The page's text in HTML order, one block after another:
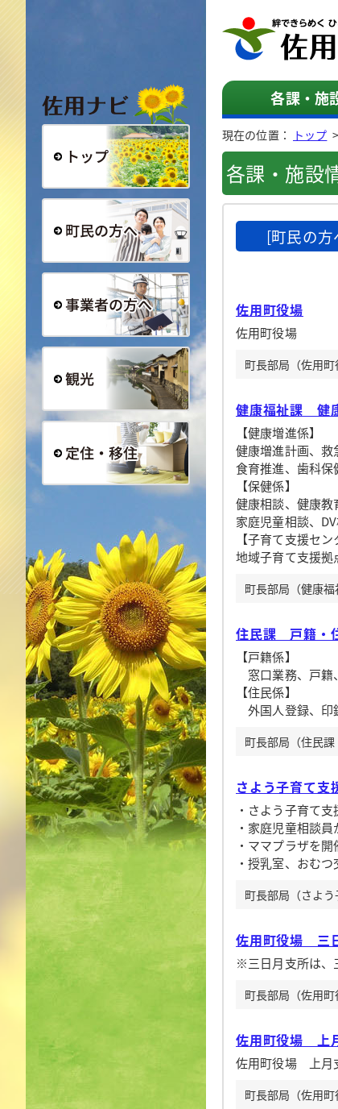
総合トップ
事業者の方へ
定住・移住
各課・施
現在の位置： トップ
各課・施設
[町民の
佐用町役場
佐用町役場
町長部局（佐用
健康福祉課 健
【健康増進係】
健康増進計画、救
食育推進、歯科
【保健係】
健康相談、健康教
家庭児童相談、
【子育て支援セン
地域子育て支援
町長部局（健康
住民課 戸籍・
【戸籍係】
窓口業務、戸籍
【住民係】
外国人登録、印
町長部局（住民
さよう子育て支
・さよう子育て
・家庭児童相談員
・ママプラザを
・授乳室、おむ
町長部局（さよ
佐用町役場 三
※三日月支所は、
町長部局（佐用
佐用町役場 上
佐用町役場 上月
町長部局（佐用